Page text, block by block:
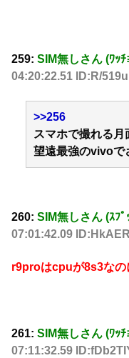
259: SIM無しさん (ﾜｯ
04:20:22.51 ID:R/
>>256
スマホで撮れる月
望遠最強のvivoで
260: SIM無しさん (ｽﾌ
07:01:42.09
r9proはcpuが8s3な
261: SIM無しさん (ﾜｯ
07:11:32.59